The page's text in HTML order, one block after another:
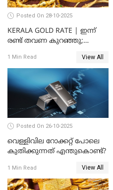
Posted On 28-10-2025
KERALA GOLD RATE | ഇന്ന്
രണ്ട് തവണ കുറഞ്ഞു;
1800 രൂപ
1 Min Read View All
Posted On 26-10-2025
വെള്ളിവില റോക്കറ്റ് പോലെ
കുതിക്കുന്നത് എന്തുകൊണ്ട്?
1 Min Read View All